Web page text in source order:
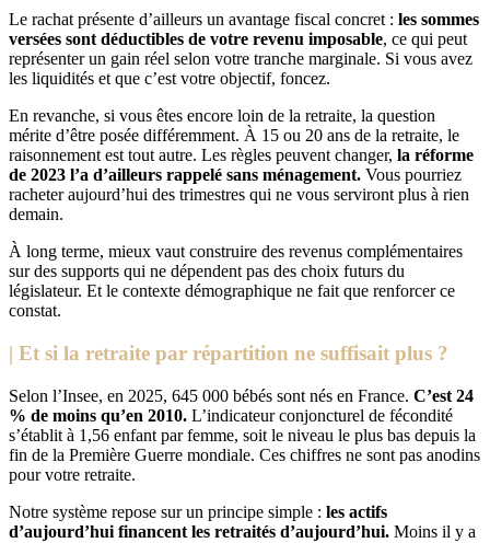
Le rachat présente d’ailleurs un avantage fiscal concret : les sommes
versées sont déductibles de votre revenu imposable, ce qui peut
représenter un gain réel selon votre tranche marginale. Si vous avez
les liquidités et que c’est votre objectif, foncez.
En revanche, si vous êtes encore loin de la retraite, la question
mérite d’être posée différemment. À 15 ou 20 ans de la retraite, le
raisonnement est tout autre. Les règles peuvent changer, la réforme
de 2023 l’a d’ailleurs rappelé sans ménagement. Vous pourriez
racheter aujourd’hui des trimestres qui ne vous serviront plus à rien
demain.
À long terme, mieux vaut construire des revenus complémentaires
sur des supports qui ne dépendent pas des choix futurs du
législateur. Et le contexte démographique ne fait que renforcer ce
constat.
| Et si la retraite par répartition ne suffisait plus ?
Selon l’Insee, en 2025, 645 000 bébés sont nés en France. C’est 24
% de moins qu’en 2010. L’indicateur conjoncturel de fécondité
s’établit à 1,56 enfant par femme, soit le niveau le plus bas depuis la
fin de la Première Guerre mondiale. Ces chiffres ne sont pas anodins
pour votre retraite.
Notre système repose sur un principe simple : les actifs
d’aujourd’hui financent les retraités d’aujourd’hui. Moins il y a